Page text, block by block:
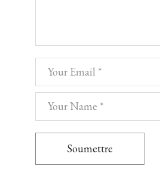
Soumettre